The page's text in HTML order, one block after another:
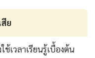
สีย
ช้เวลาเรียนรู้เบื้องต้น